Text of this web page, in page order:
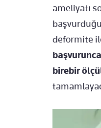
ameliyatı
deformite
birebir